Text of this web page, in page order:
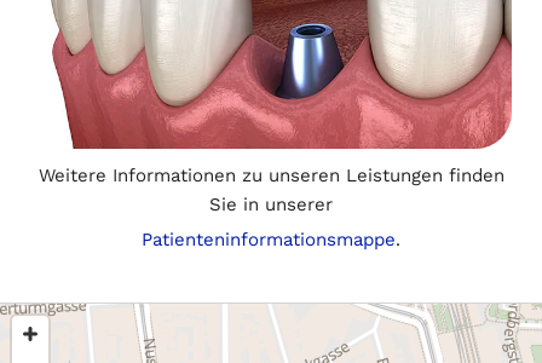
Weitere Informationen zu unseren Leistungen finden
Sie in unserer
Patienteninformationsmappe.